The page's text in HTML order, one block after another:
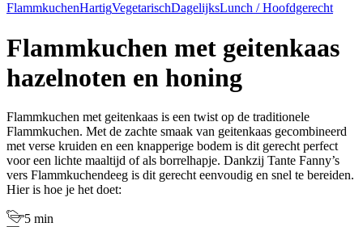
FlammkuchenHartigVegetarischDagelijksLunch / Hoofdgerecht
Flammkuchen met geitenkaas
hazelnoten en honing
Flammkuchen met geitenkaas is een twist op de traditionele
Flammkuchen. Met de zachte smaak van geitenkaas gecombineerd
met verse kruiden en een knapperige bodem is dit gerecht perfect
voor een lichte maaltijd of als borrelhapje. Dankzij Tante Fanny’s
vers Flammkuchendeeg is dit gerecht eenvoudig en snel te bereiden.
Hier is hoe je het doet:
5 min